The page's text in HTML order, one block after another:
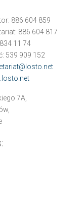
886 604 859
886 604 817
11 74
539 909 152
7A,